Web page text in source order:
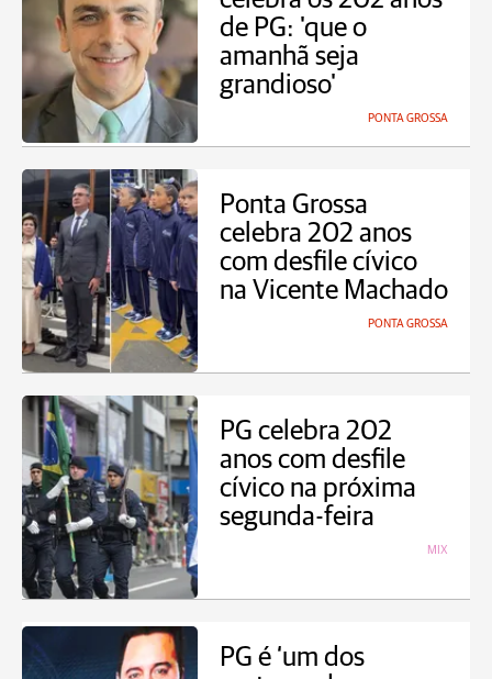
de PG: 'que o
amanhã seja
grandioso'
PONTA GROSSA
Ponta Grossa
celebra 202 anos
com desfile cívico
na Vicente Machado
PONTA GROSSA
PG celebra 202
anos com desfile
cívico na próxima
segunda-feira
MIX
PG é ‘um dos